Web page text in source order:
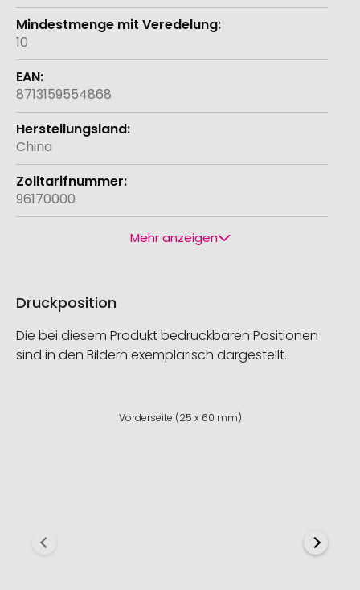
10
8713159554868
China
96170000
Mehr anzeigen
Druckposition
Die bei diesem Produkt bedruckbaren Positionen
sind in den Bildern exemplarisch dargestellt.
Vorderseite (25 x 60 mm)